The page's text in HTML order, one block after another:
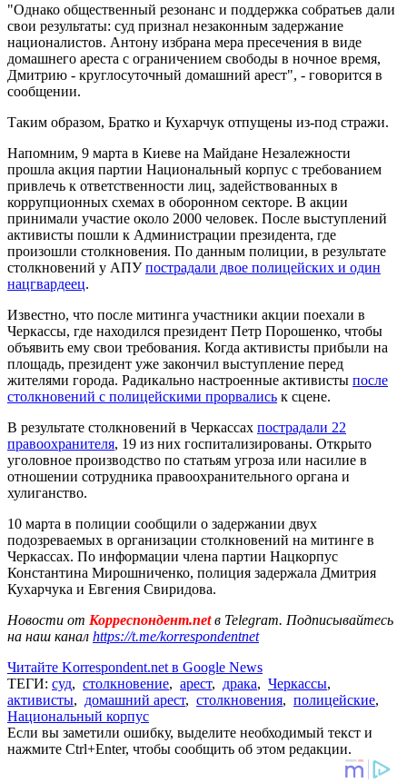
"Однако общественный резонанс и поддержка собратьев дали
свои результаты: суд признал незаконным задержание
националистов. Антону избрана мера пресечения в виде
домашнего ареста с ограничением свободы в ночное время,
Дмитрию - круглосуточный домашний арест", - говорится в
сообщении.
Таким образом, Братко и Кухарчук отпущены из-под стражи.
Напомним, 9 марта в Киеве на Майдане Незалежности
прошла акция партии Национальный корпус с требованием
привлечь к ответственности лиц, задействованных в
коррупционных схемах в оборонном секторе. В акции
принимали участие около 2000 человек. После выступлений
активисты пошли к Администрации президента, где
произошли столкновения. По данным полиции, в результате
столкновений у АПУпострадали двое полицейских и один
нацгвардеец.
Известно, что после митинга участники акции поехали в
Черкассы, где находился президент Петр Порошенко, чтобы
объявить ему свои требования. Когда активисты прибыли на
площадь, президент уже закончил выступление перед
жителями города. Радикально настроенные активисты после
столкновений с полицейскими прорвались к сцене.
В результате столкновений в Черкассах пострадали 22
правоохранителя, 19 из них госпитализированы. Открыто
уголовное производство по статьям угроза или насилие в
отношении сотрудника правоохранительного органа и
хулиганство.
10 марта в полиции сообщили о задержании двух
подозреваемых в организации столкновений на митинге в
Черкассах. По информации члена партии Нацкорпус
Константина Мирошниченко, полиция задержала Дмитрия
Кухарчука и Евгения Свиридова.
Новости от Корреспондент.netв Telegram. Подписывайтесь
на наш канал https://t.me/korrespondentnet
Читайте Korrespondent.net в Google News
ТЕГИ: суд, столкновение, арест, драка, Черкассы,
активисты, домашний арест, столкновения, полицейские,
Национальный корпус
Если вы заметили ошибку, выделите необходимый текст и
нажмите Ctrl+Enter, чтобы сообщить об этом редакции.